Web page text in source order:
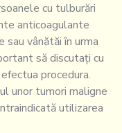
cu tulburări
anticoagulante
sau vânătăi în urma
să discutați cu
procedura.
unor tumori maligne
utilizarea